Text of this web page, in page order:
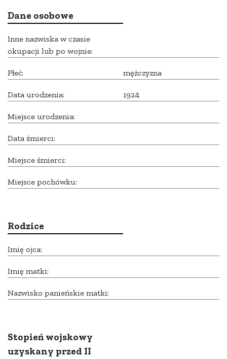
Dane osobowe
Inne nazwiska w czasie
okupacji lub po wojnie:
Płeć: mężczyzna
Data urodzenia: 1924
Miejsce urodzenia:
Data śmierci:
Miejsce śmierci:
Miejsce pochówku:
Rodzice
Imię ojca:
Imię matki:
Nazwisko panieńskie matki:
Stopień wojskowy
uzyskany przed II